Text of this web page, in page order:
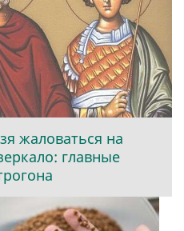
жаловаться на
главные